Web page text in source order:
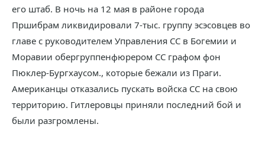
его штаб. В ночь на 12 мая в районе города
Пршибрам ликвидировали 7-тыс. группу эсэсовцев во
главе с руководителем Управления СС в Богемии и
Моравии обергруппенфюрером СС графом фон
Пюклер-Бургхаусом., которые бежали из Праги.
Американцы отказались пускать войска СС на свою
территорию. Гитлеровцы приняли последний бой и
были разгромлены.